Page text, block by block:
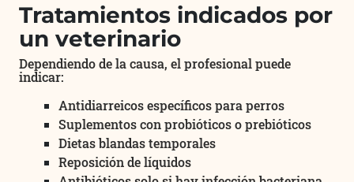
Tratamientos indicados por
un veterinario
Dependiendo de la causa, el profesional puede
indicar:
Antidiarreicos específicos para perros
Suplementos con probióticos o prebióticos
Dietas blandas temporales
Reposición de líquidos